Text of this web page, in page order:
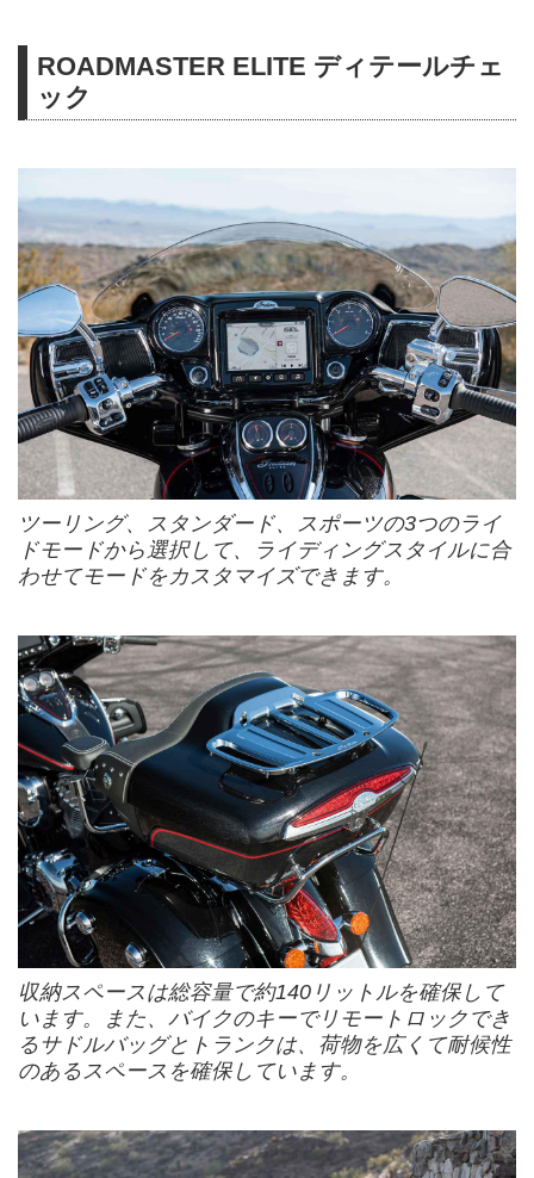
ROADMASTER ELITE ディテールチェ
ック
ツーリング、スタンダード、スポーツの3つのライ
ドモードから選択して、ライディングスタイルに合
わせてモードをカスタマイズできます。
収納スペースは総容量で約140リットルを確保して
います。また、バイクのキーでリモートロックでき
るサドルバッグとトランクは、荷物を広くて耐候性
のあるスペースを確保しています。